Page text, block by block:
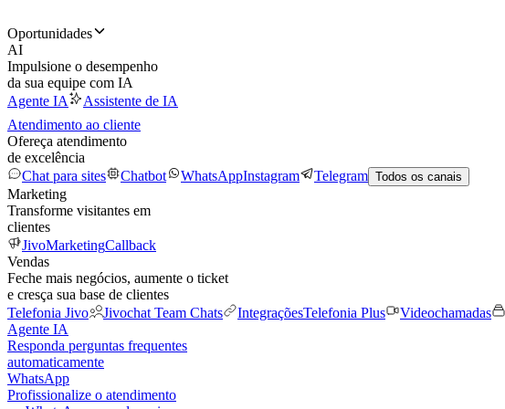
Oportunidades
AI
Impulsione o desempenho
da sua equipe com IA
Agente IA
Assistente de IA
Atendimento ao cliente
Ofereça atendimento
de excelência
Chat para sites
Chatbot WhatsAppInstagram Telegram Todos os canais
Marketing
Transforme visitantes em
clientes
JivoMarketingCallback
Vendas
Feche mais negócios, aumente o ticket
e cresça sua base de clientes
Telefonia Jivo
Jivochat Team Chats IntegraçõesTelefonia Plus Videochamadas
Agente IA
Responda perguntas frequentes
automaticamente
WhatsApp
Profissionalize o atendimento